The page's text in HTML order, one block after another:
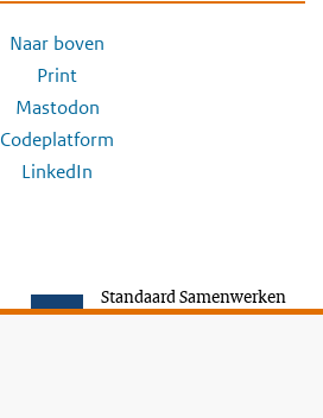
Naar boven
Print
Mastodon
Codeplatform
LinkedIn
Standaard Samenwerken